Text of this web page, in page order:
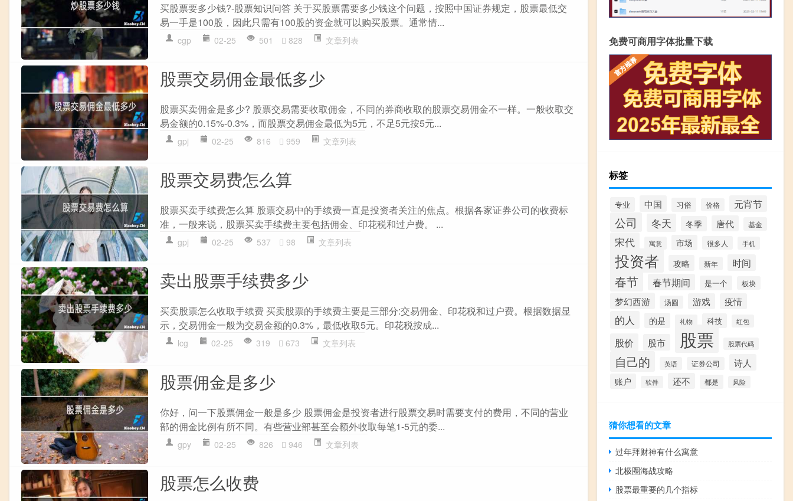
买股票要多少钱?-股票知识问答 关于买股票需要多少钱这个问题，按照中国证券规定，股票最低交
易一手是100股，因此只需有100股的资金就可以购买股票。通常情...
cgp 02-25 501 828 文章列表
股票交易佣金最低多少
股票买卖佣金是多少? 股票交易需要收取佣金，不同的券商收取的股票交易佣金不一样。一般收取交
易金额的0.15%-0.3%，而股票交易佣金最低为5元，不足5元按5元...
gpj 02-25 816 959 文章列表
股票交易费怎么算
股票买卖手续费怎么算 股票交易中的手续费一直是投资者关注的焦点。根据各家证券公司的收费标
准，一般来说，股票买卖手续费主要包括佣金、印花税和过户费。 ...
gpj 02-25 537 98 文章列表
卖出股票手续费多少
买卖股票怎么收取手续费 买卖股票的手续费主要是三部分:交易佣金、印花税和过户费。根据数据显
示，交易佣金一般为交易金额的0.3%，最低收取5元。印花税按成...
lcg 02-25 319 673 文章列表
股票佣金是多少
你好，问一下股票佣金一般是多少 股票佣金是投资者进行股票交易时需要支付的费用，不同的营业
部的佣金比例有所不同。有些营业部甚至会额外收取每笔1-5元的委...
gpy 02-25 826 946 文章列表
股票怎么收费
免费可商用字体批量下载
标签
专业 中国 习俗 价格 元宵节
公司 冬天 冬季 唐代 基金
宋代 寓意 市场 很多人 手机
投资者 攻略 新年 时间
春节 春节期间 是一个 板块
梦幻西游 汤圆 游戏 疫情
的人 的是 礼物 科技 红包
股价 股市 股票 股票代码
自己的 英语 证券公司 诗人
账户 软件 还不 都是 风险
猜你想看的文章
过年拜财神有什么寓意
北极圈海战攻略
股票最重要的几个指标